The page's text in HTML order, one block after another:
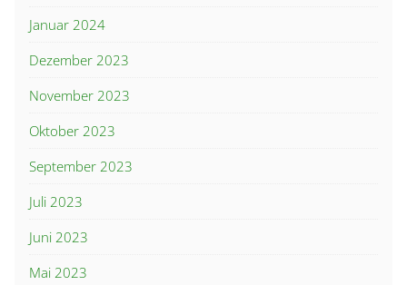
Januar 2024
Dezember 2023
November 2023
Oktober 2023
September 2023
Juli 2023
Juni 2023
Mai 2023